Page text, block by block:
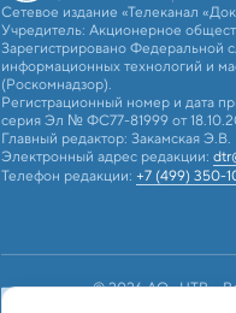
Сетевое издание «Телеканал
Учредитель: Акционерное
Зарегистрировано Федеральной
информационных технологий и
(Роскомнадзор).
Регистрационный номер и дата
серия Эл № ФС77-81999 от
Главный редактор: Закамская Э.В.
Электронный адрес редакции:
Телефон редакции: +7 (499) 350-
© 2026 АО «ЦТВ».